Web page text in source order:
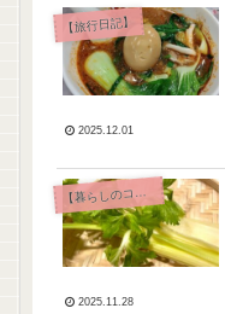
【旅行日記】
2025.12.01
【
暮らしのコラム】
2025.11.28